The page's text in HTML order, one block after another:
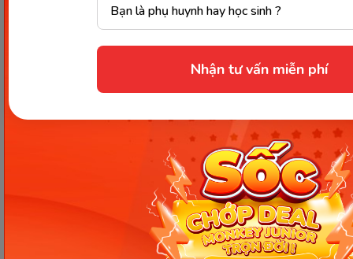
Nhận tư vấn miễn phí
Nhấn “Thông báo tới phụ huynh”
Khi phụ huynh nộp học phí, kế toán
trường sẽ cập nhật số tiền phụ huynh đã đóng